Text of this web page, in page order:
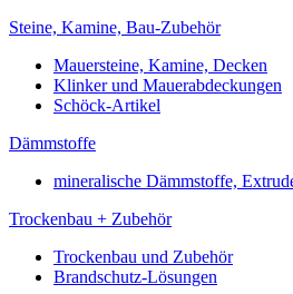
Steine, Kamine, Bau-Zubehör
Mauersteine, Kamine, Decken
Klinker und Mauerabdeckungen
Schöck-Artikel
Dämmstoffe
mineralische Dämmstoffe,
Trockenbau + Zubehör
Trockenbau und Zubehör
Brandschutz-Lösungen